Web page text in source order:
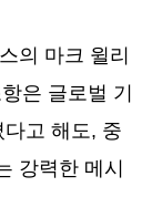
의 마크 윌리
은 글로벌 기
다고 해도, 중
강력한 메시